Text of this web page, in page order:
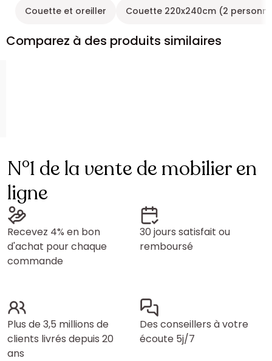
Couette et oreiller Couette 220x240cm (2
Comparez à des produits similaires
N°1 de la vente de mobilier en
ligne
Recevez 4% en bon
d'achat pour chaque
commande
30 jours satisfait ou
remboursé
Plus de 3,5 millions de
clients livrés depuis 20
ans
Des conseillers à votre
écoute 5j/7